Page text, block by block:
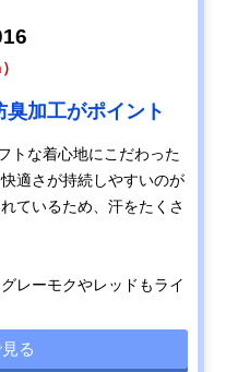
加工がポイント
トな着心地にこだわった
適さが持続しやすいのが
ているため、汗をたくさ
レーモクやレッドもライ
る